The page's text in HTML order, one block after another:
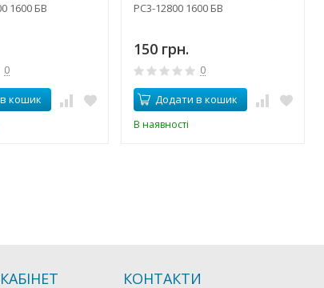
1600 БВ
0
кошик
PC3-12800 1600 БВ
150 грн.
0
Додати в кошик
В наявності
КОНТАКТИ